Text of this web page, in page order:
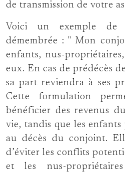
de transmission de votre
Voici un exemple de
démembrée :
Mon
enfants, nus-
eux. En cas de prédécès
sa part reviendra à ses
Cette formulation
bénéficier des revenus
vie, tandis que les
au décès du conjoint.
d’éviter les conflits
et les nus-